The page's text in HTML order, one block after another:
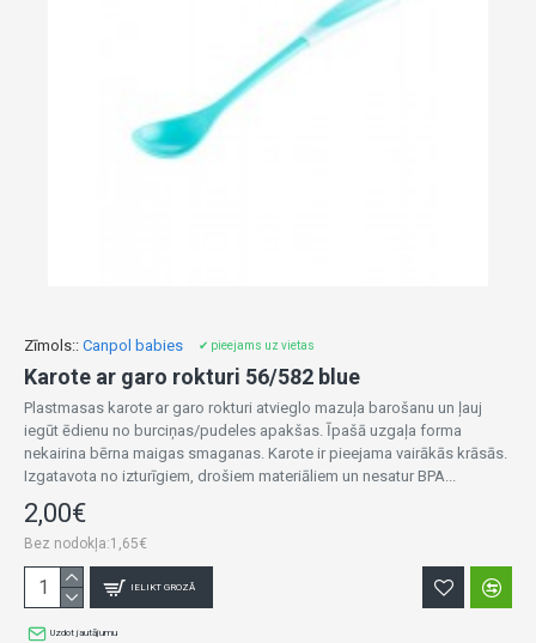
Zīmols:: Canpol babies ✔ pieejams uz vietas
Karote ar garo rokturi 56/582 blue
Plastmasas karote ar garo rokturi atvieglo mazuļa barošanu un ļauj
iegūt ēdienu no burciņas/pudeles apakšas. Īpašā uzgaļa forma
nekairina bērna maigas smaganas. Karote ir pieejama vairākās krāsās.
Izgatavota no izturīgiem, drošiem materiāliem un nesatur BPA...
2,00€
Bez nodokļa:1,65€
IELIKT GROZĀ
Uzdot jautājumu